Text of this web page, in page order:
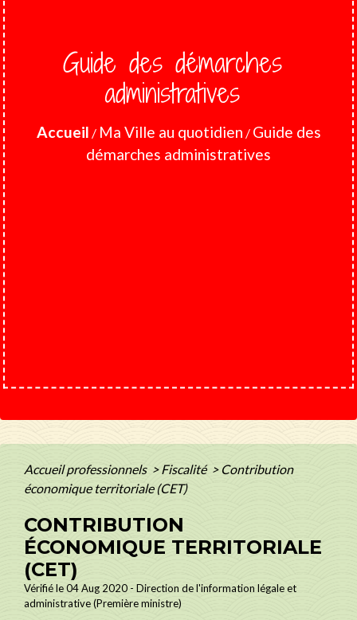
Guide des démarches
administratives
Accueil / Ma Ville au quotidien / Guide des
démarches administratives
Accueil professionnels > Fiscalité > Contribution
économique territoriale (CET)
CONTRIBUTION
ÉCONOMIQUE TERRITORIALE
(CET)
Vérifié le 04 Aug 2020 - Direction de l'information légale et
administrative (Première ministre)